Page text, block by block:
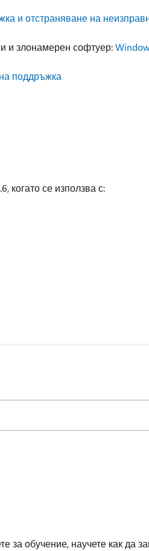
и отстраняване на
и злонамерен софтуер:
поддръжка
когато се използва с:
за обучение, научете как да